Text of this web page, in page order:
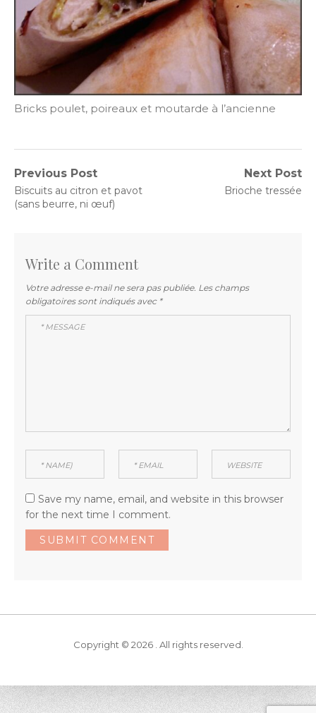
Bricks poulet, poireaux et moutarde à l’ancienne
Navigation
de
Previous Post
Previous
post:
Biscuits au citron et pavot
(sans beurre, ni œuf)
Next Post
Next
Brioche tressée
Write a Comment
Votre adresse e-mail ne sera pas publiée. Les champs
obligatoires sont indiqués avec *
Save my name, email, and website in this browser
for the next time I comment.
Copyright © 2026 . All rights reserved.